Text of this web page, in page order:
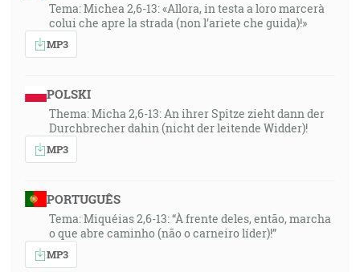
Tema: Michea 2,6-13: «Allora, in testa a loro marcerà
colui che apre la strada (non l’ariete che guida)!»
MP3
POLSKI
Thema: Micha 2,6-13: An ihrer Spitze zieht dann der
Durchbrecher dahin (nicht der leitende Widder)!
MP3
PORTUGUÊS
Tema: Miquéias 2,6-13: “À frente deles, então, marcha
o que abre caminho (não o carneiro líder)!”
MP3